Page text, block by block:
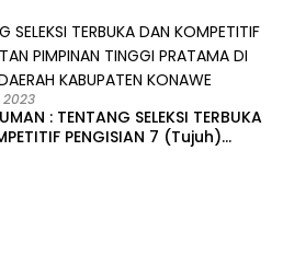
PEMERINTAH DAERAH
KONAWE
: TENTANG SELEKSI TERBUKA
PENGISIAN 7 (Tujuh)